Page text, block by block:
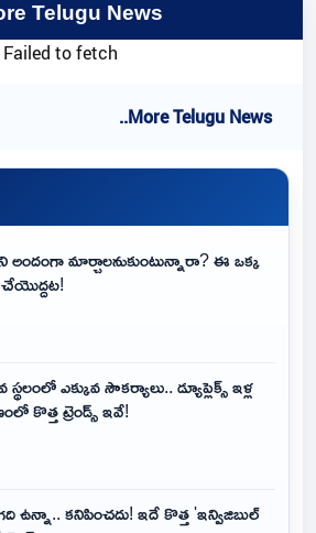
Telugu News
to fetch
..More Telugu News
అందంగా మార్చాలనుకుంటున్నారా? ఈ ఒక్క
చేయొద్దట!
స్థలంలో ఎక్కువ సౌకర్యాలు.. డ్యూప్లెక్స్ ఇళ్ల
కొత్త ట్రెండ్స్ ఇవే!
ఉన్నా.. కనిపించదు! ఇదే కొత్త 'ఇన్విజిబుల్